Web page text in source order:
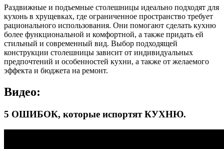
Раздвижные и подъемные столешницы идеально подходят для
кухонь в хрущевках, где ограниченное пространство требует
рационального использования. Они помогают сделать кухню
более функциональной и комфортной, а также придать ей
стильный и современный вид. Выбор подходящей
конструкции столешницы зависит от индивидуальных
предпочтений и особенностей кухни, а также от желаемого
эффекта и бюджета на ремонт.
Видео:
5 ОШИБОК, которые испортят КУХНЮ.